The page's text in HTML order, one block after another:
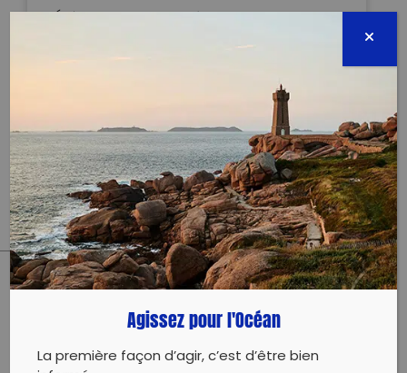
Évènement proposé par :
Toutes les informations nécessaires à votre
participation sur notre site internet :
http://lesmainsdanslesable.com/participez
Partager sur Facebook
Twitter
Copy to clipboard
Agissez pour l'Océan
La première façon d’agir, c’est d’être bien